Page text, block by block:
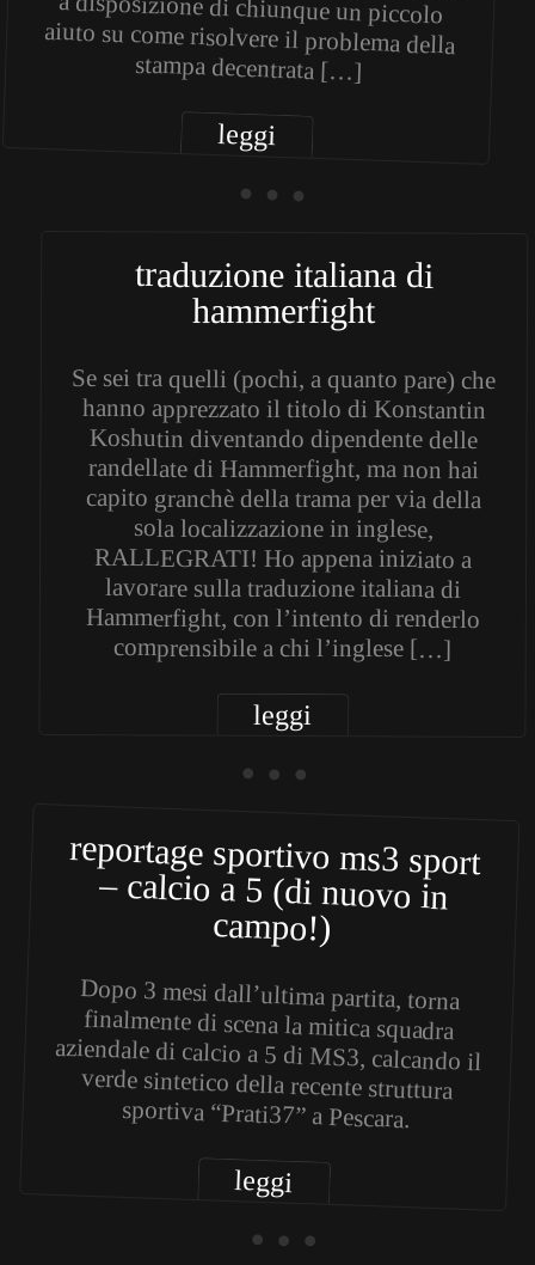
stampa decentrata […]
leggi
• • •
traduzione italiana di
hammerfight
Se sei tra quelli (pochi, a quanto pare) che
hanno apprezzato il titolo di Konstantin
Koshutin diventando dipendente delle
randellate di Hammerfight, ma non hai
capito granchè della trama per via della
sola localizzazione in inglese,
RALLEGRATI! Ho appena iniziato a
lavorare sulla traduzione italiana di
Hammerfight, con l’intento di renderlo
comprensibile a chi l’inglese […]
leggi
• • •
reportage sportivo ms3 sport
– calcio a 5 (di nuovo in
campo!)
Dopo 3 mesi dall’ultima partita, torna
finalmente di scena la mitica squadra
aziendale di calcio a 5 di MS3, calcando il
verde sintetico della recente struttura
sportiva “Prati37” a Pescara.
leggi
• • •